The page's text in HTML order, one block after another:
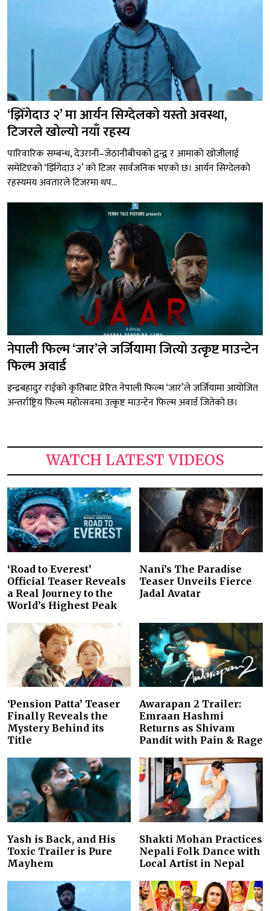
‘झिँगेदाउ २’ मा आर्यन सिग्देलको यस्तो अवस्था,
टिजरले खोल्यो नयाँ रहस्य
पारिवारिक सम्बन्ध, देउरानी–जेठानीबीचको द्वन्द्व र आमाको खोजीलाई
समेटिएको ‘झिँगेदाउ २’ को टिजर सार्वजनिक भएको छ। आर्यन सिग्देलको
रहस्यमय अवतारले टिजरमा थप...
नेपाली फिल्म ‘जार’ले जर्जियामा जित्यो उत्कृष्ट माउन्टेन
फिल्म अवार्ड
इन्द्रबहादुर राईको कृतिबाट प्रेरित नेपाली फिल्म ‘जार’ले जर्जियामा आयोजित
अन्तर्राष्ट्रिय फिल्म महोत्सवमा उत्कृष्ट माउन्टेन फिल्म अवार्ड जितेको छ।
WATCH LATEST VIDEOS
‘Road to Everest’
Official Teaser Reveals
a Real Journey to the
World’s Highest Peak
Nani’s The Paradise
Teaser Unveils Fierce
Jadal Avatar
‘Pension Patta’ Teaser
Finally Reveals the
Mystery Behind its
Title
Awarapan 2 Trailer:
Emraan Hashmi
Returns as Shivam
Pandit with Pain & Rage
Yash is Back, and His
Toxic Trailer is Pure
Mayhem
Shakti Mohan Practices
Nepali Folk Dance with
Local Artist in Nepal